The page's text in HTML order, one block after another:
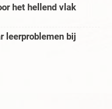
het hellend vlak
leerproblemen bij